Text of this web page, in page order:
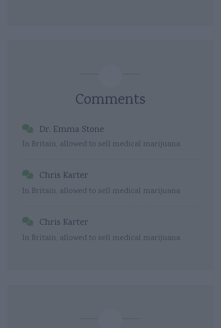
Comments
Dr. Emma Stone
In Britain, allowed to sell medical marijuana
Chris Karter
In Britain, allowed to sell medical marijuana
Chris Karter
In Britain, allowed to sell medical marijuana